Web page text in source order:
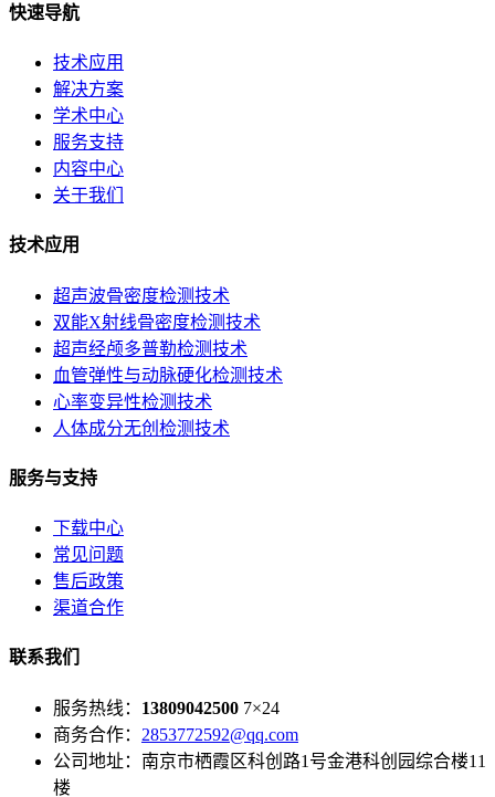
快速导航
技术应用
解决方案
学术中心
服务支持
内容中心
关于我们
技术应用
超声波骨密度检测技术
双能X射线骨密度检测技术
超声经颅多普勒检测技术
血管弹性与动脉硬化检测技术
心率变异性检测技术
人体成分无创检测技术
服务与支持
下载中心
常见问题
售后政策
渠道合作
联系我们
服务热线： 13809042500 7×24
商务合作： 2853772592@qq.com
公司地址：南京市栖霞区科创路1号金港科创园综合楼11
楼